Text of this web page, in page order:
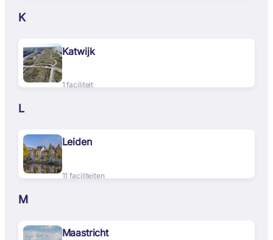
K
Katwijk
1 faciliteit
L
Leiden
11 faciliteiten
M
Maastricht